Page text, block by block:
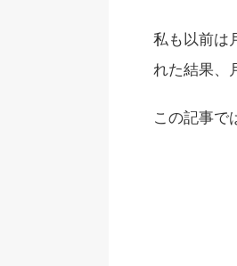
私も以前は
れた結果、
この記事で